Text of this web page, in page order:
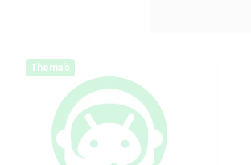
Thema's